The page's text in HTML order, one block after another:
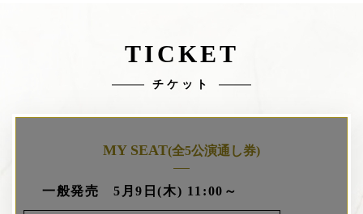
TICKET
チケット
MY SEAT(全5公演通し券)
一般発売 5月9日(木) 11:00～